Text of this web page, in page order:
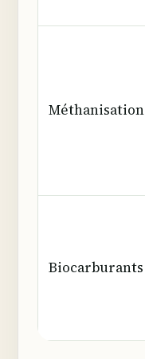
Méthanisation
Biocarburants